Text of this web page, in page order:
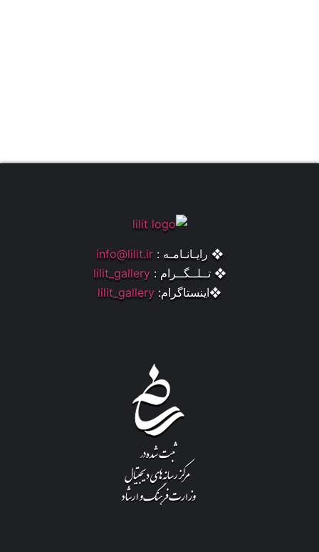
❖ رایـانـامـه : info@lilit.ir
❖ تــلــگــرام : lilit_gallery
❖اینستاگرام: lilit_gallery